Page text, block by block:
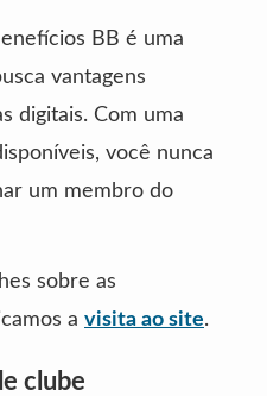
BB é uma
vantagens
digitais. Com uma
você nunca
um membro do
sobre as
a visita ao site.
clube